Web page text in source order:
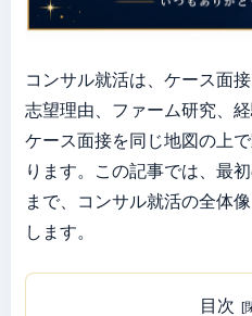
コンサル就活は、ケース面
志望理由、ファーム研究、
ケース面接を同じ地図の上
ります。この記事では、最
まで、コンサル就活の全体
します。
目次